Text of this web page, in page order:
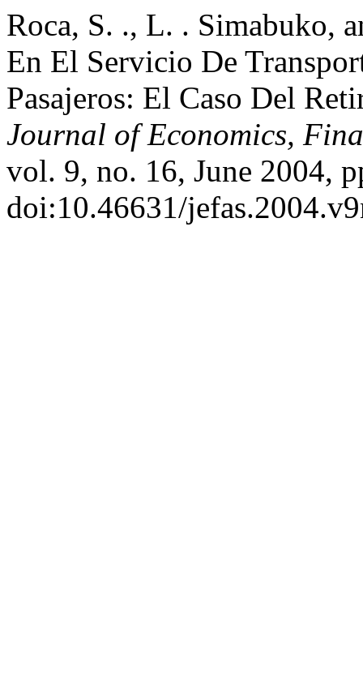
Roca, S. ., L. . Simabuko,
En El Servicio De
Pasajeros: El Caso Del
Journal of Economics,
vol. 9, no. 16, June 2004,
doi:10.46631/